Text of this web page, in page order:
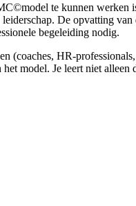
te kunnen werken
leiderschap. De opvatting
begeleiding nodig.
(coaches, HR-
model. Je leert niet